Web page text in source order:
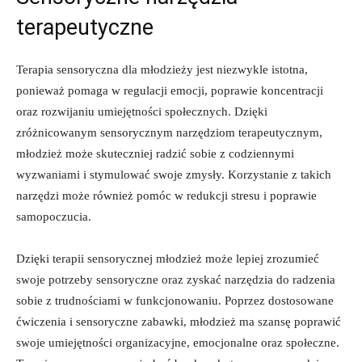
terapeutyczne
Terapia sensoryczna⁣ dla ‌młodzieży⁤ jest ⁢niezwykle istotna,
ponieważ pomaga w ‌regulacji emocji, poprawie koncentracji
oraz⁤ rozwijaniu umiejętności społecznych. Dzięki
zróżnicowanym‌ sensorycznym ‌narzędziom terapeutycznym,
młodzież może skuteczniej radzić sobie z codziennymi
wyzwaniami i‍ stymulować⁢ swoje zmysły. Korzystanie z takich
‌narzędzi może również pomóc w ‌redukcji ⁤stresu i poprawie
samopoczucia.
Dzięki terapii sensorycznej‌ młodzież może lepiej zrozumieć
swoje potrzeby sensoryczne oraz zyskać narzędzia do radzenia
sobie z trudnościami w funkcjonowaniu.‍ Poprzez dostosowane
ćwiczenia i sensoryczne ⁣zabawki, młodzież ma szansę ⁤poprawić
swoje​ umiejętności organizacyjne,⁣ emocjonalne oraz społeczne.